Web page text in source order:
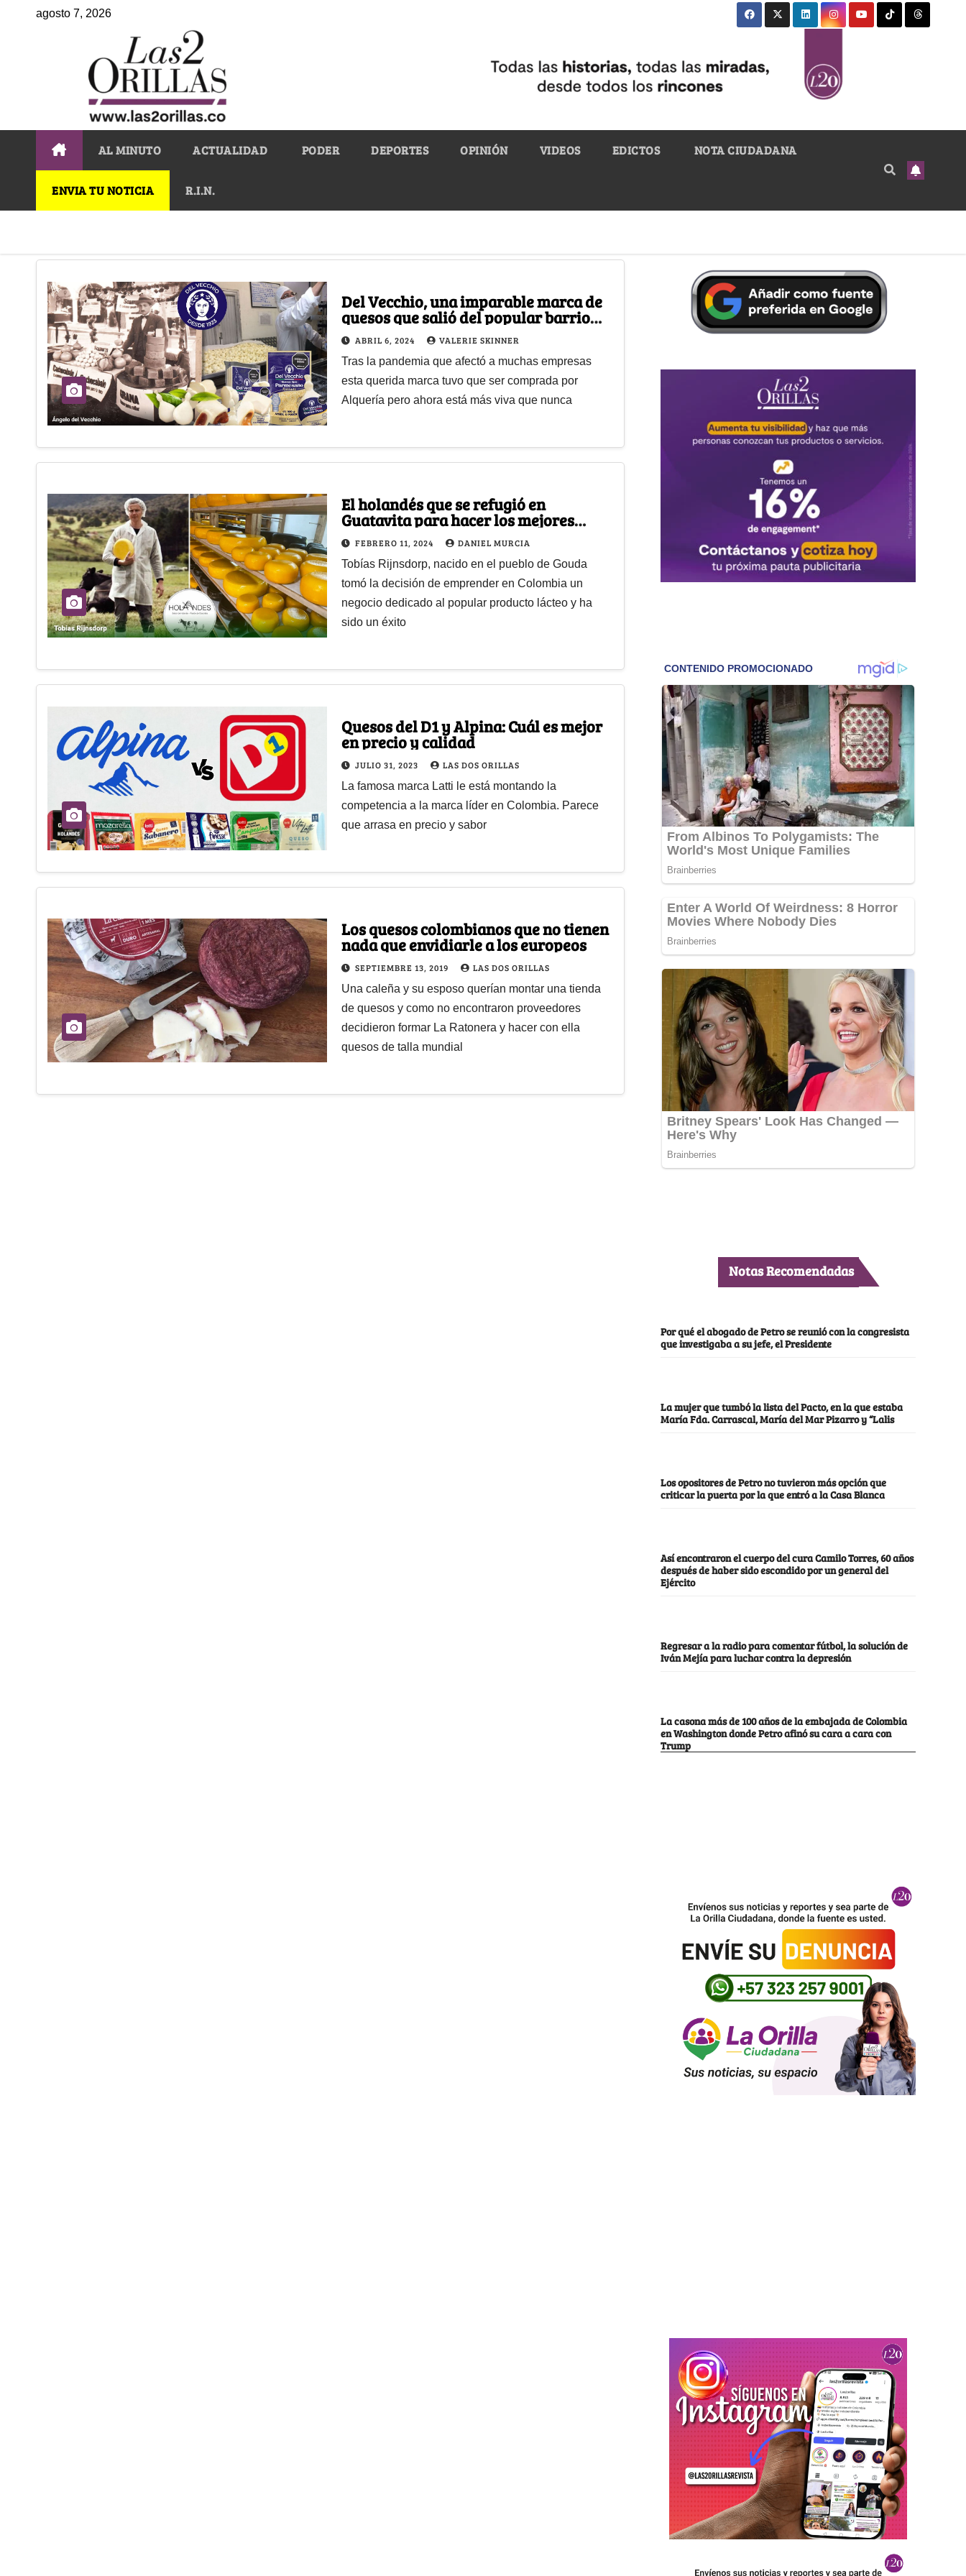
agosto 7, 2026
AL MINUTO ACTUALIDAD PODER DEPORTES OPINIÓN VIDEOS EDICTOS NOTA CIUDADANA
ENVIA TU NOTICIA R.I.N.
Del Vecchio, una imparable marca de
quesos que salió del popular barrio
Ricaurte de Bogotá
ABRIL 6, 2024 VALERIE SKINNER
Tras la pandemia que afectó a muchas empresas
esta querida marca tuvo que ser comprada por
Alquería pero ahora está más viva que nunca
El holandés que se refugió en
Guatavita para hacer los mejores
quesos con una receta de su país
FEBRERO 11, 2024 DANIEL MURCIA
Tobías Rijnsdorp, nacido en el pueblo de Gouda
tomó la decisión de emprender en Colombia un
negocio dedicado al popular producto lácteo y ha
sido un éxito
Quesos del D1 y Alpina: Cuál es mejor
en precio y calidad
JULIO 31, 2023 LAS DOS ORILLAS
La famosa marca Latti le está montando la
competencia a la marca líder en Colombia. Parece
que arrasa en precio y sabor
Los quesos colombianos que no tienen
nada que envidiarle a los europeos
SEPTIEMBRE 13, 2019 LAS DOS ORILLAS
Una caleña y su esposo querían montar una tienda
de quesos y como no encontraron proveedores
decidieron formar La Ratonera y hacer con ella
quesos de talla mundial
Notas Recomendadas
Por qué el abogado de Petro se reunió con la congresista
que investigaba a su jefe, el Presidente
La mujer que tumbó la lista del Pacto, en la que estaba
María Fda. Carrascal, María del Mar Pizarro y “Lalis
Los opositores de Petro no tuvieron más opción que
criticar la puerta por la que entró a la Casa Blanca
Así encontraron el cuerpo del cura Camilo Torres, 60 años
después de haber sido escondido por un general del
Ejército
Regresar a la radio para comentar fútbol, la solución de
Iván Mejía para luchar contra la depresión
La casona más de 100 años de la embajada de Colombia
en Washington donde Petro afinó su cara a cara con
Trump